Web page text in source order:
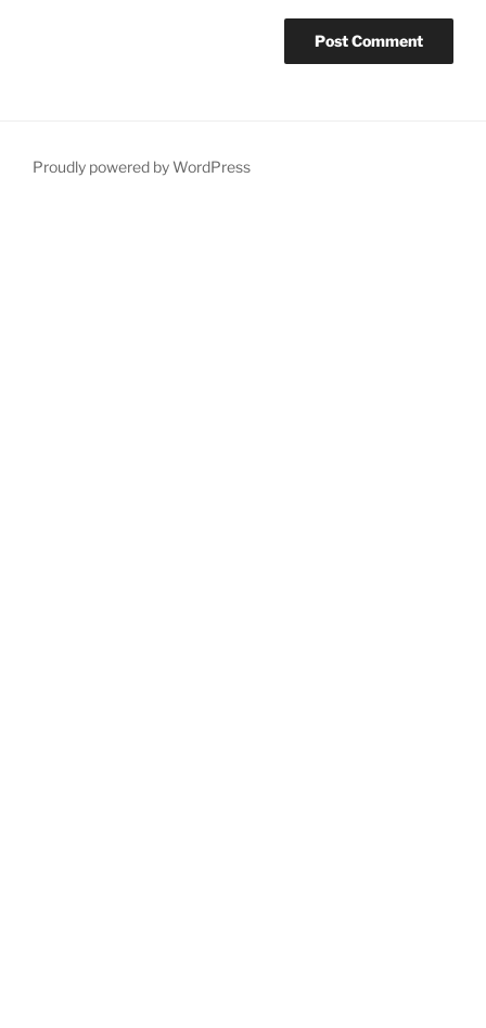
Proudly powered by WordPress